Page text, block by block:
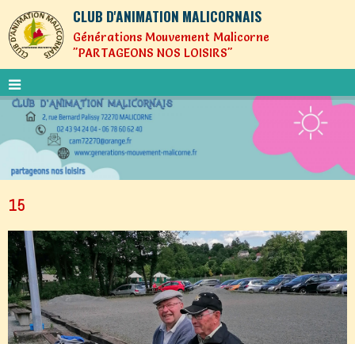
CLUB D'ANIMATION MALICORNAIS
Générations Mouvement Malicorne
"PARTAGEONS NOS LOISIRS"
15